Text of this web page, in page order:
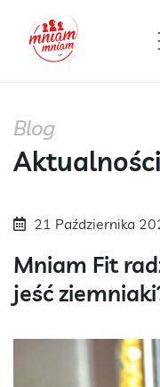
Blog
Aktualności
21 Października
Mniam Fit
jeść